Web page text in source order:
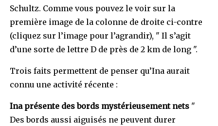
Schultz. Comme vous pouvez le voir sur la
première image de la colonne de droite ci-contre
(cliquez sur l’image pour l’agrandir), " Il s’agit
d’une sorte de lettre D de près de 2 km de long ".
Trois faits permettent de penser qu’Ina aurait
connu une activité récente :
Ina présente des bords mystérieusement nets "
Des bords aussi aiguisés ne peuvent durer